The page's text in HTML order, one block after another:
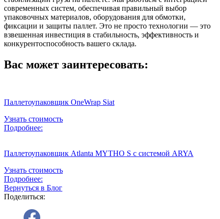
современных систем, обеспечивая правильный выбор
упаковочных материалов, оборудования для обмотки,
фиксации и защиты паллет. Это не просто технологии — это
взвешенная инвестиция в стабильность, эффективность и
конкурентоспособность вашего склада.
Вас может заинтересовать:
Паллетоупаковщик OneWrap Siat
Узнать стоимость
Подробнее:
Паллетоупаковщик Atlanta MYTHO S с системой ARYA
Узнать стоимость
Подробнее:
Вернуться в Блог
Поделиться: